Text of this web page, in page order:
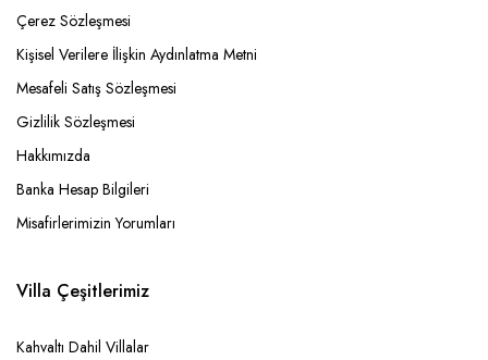
Çerez Sözleşmesi
Kişisel Verilere İlişkin Aydınlatma Metni
Mesafeli Satış Sözleşmesi
Gizlilik Sözleşmesi
Hakkımızda
Banka Hesap Bilgileri
Misafirlerimizin Yorumları
Villa Çeşitlerimiz
Kahvaltı Dahil Villalar